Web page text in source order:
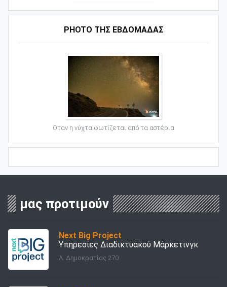
PHOTO ΤΗΣ ΕΒΔΟΜΑΔΑΣ
Όταν η νύχτα φωτίζεται από τα αστέρια
μας προτιμούν
Next Big Project
Υπηρεσίες Διαδικτυακού Μάρκετινγκ
Λ. Δημοκρατίας 270